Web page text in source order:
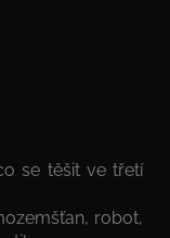
se těšit ve třetí
robot,